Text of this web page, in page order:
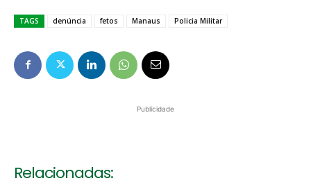
TAGS denúncia fetos Manaus Policia Militar
Publicidade
Relacionadas: